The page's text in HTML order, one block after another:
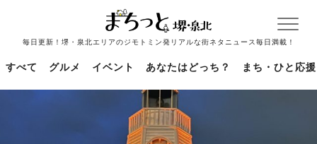
毎日更新！堺・泉北エリアのジモトミン発リアルな街ネタニュース毎日満載！
すべて グルメ イベント あなたはどっち？ まち・ひと応援